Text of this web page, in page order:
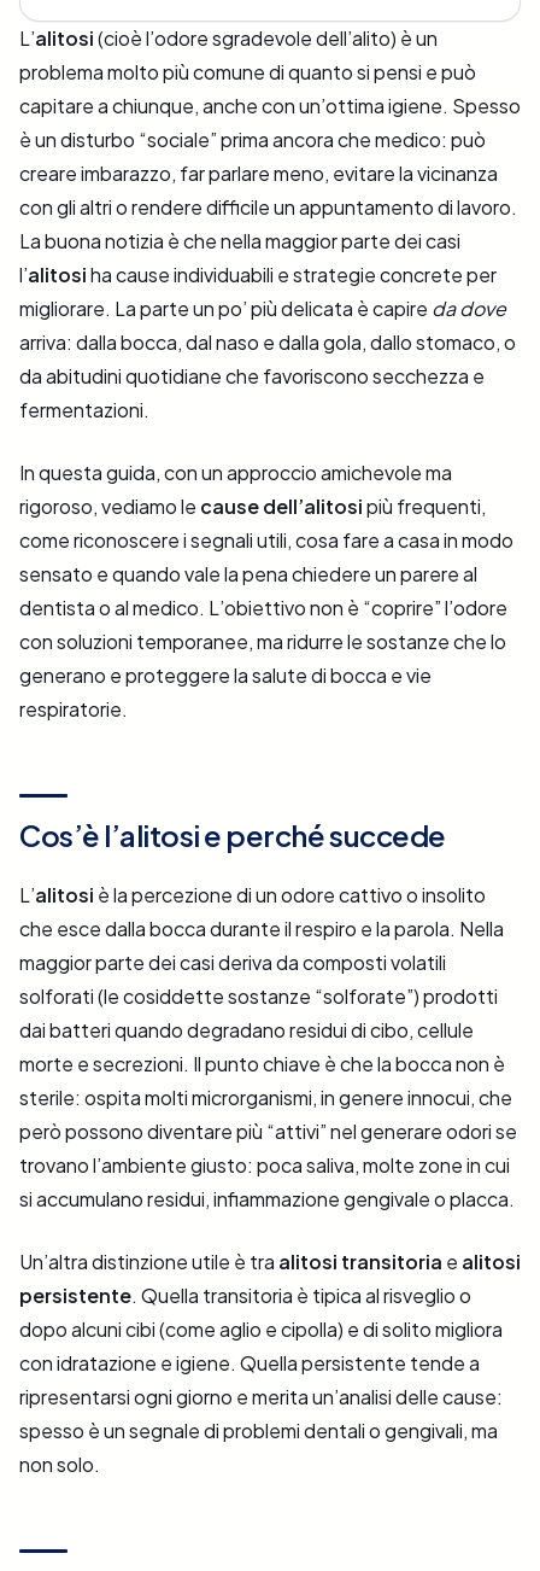
L’alitosi(cioè l’odore sgradevole dell’alito) è un
problema molto più comune di quanto si pensi e può
capitare a chiunque, anche con un’ottima igiene. Spesso
è un disturbo “sociale” prima ancora che medico: può
creare imbarazzo, far parlare meno, evitare la vicinanza
con gli altri o rendere difficile un appuntamento di lavoro.
La buona notizia è che nella maggior parte dei casi
l’alitosiha cause individuabili e strategie concrete per
migliorare. La parte un po’ più delicata è capire da dove
arriva: dalla bocca, dal naso e dalla gola, dallo stomaco, o
da abitudini quotidiane che favoriscono secchezza e
fermentazioni.
In questa guida, con un approccio amichevole ma
rigoroso, vediamo le cause dell’alitosipiù frequenti,
come riconoscere i segnali utili, cosa fare a casa in modo
sensato e quando vale la pena chiedere un parere al
dentista o al medico. L’obiettivo non è “coprire” l’odore
con soluzioni temporanee, ma ridurre le sostanze che lo
generano e proteggere la salute di bocca e vie
respiratorie.
Cos’è l’alitosi e perché succede
L’alitosi è la percezione di un odore cattivo o insolito
che esce dalla bocca durante il respiro e la parola. Nella
maggior parte dei casi deriva da composti volatili
solforati (le cosiddette sostanze “solforate”) prodotti
dai batteri quando degradano residui di cibo, cellule
morte e secrezioni. Il punto chiave è che la bocca non è
sterile: ospita molti microrganismi, in genere innocui, che
però possono diventare più “attivi” nel generare odori se
trovano l’ambiente giusto: poca saliva, molte zone in cui
si accumulano residui, infiammazione gengivale o placca.
Un’altra distinzione utile è tra alitosi transitoria e alitosi
persistente. Quella transitoria è tipica al risveglio o
dopo alcuni cibi (come aglio e cipolla) e di solito migliora
con idratazione e igiene. Quella persistente tende a
ripresentarsi ogni giorno e merita un’analisi delle cause:
spesso è un segnale di problemi dentali o gengivali, ma
non solo.